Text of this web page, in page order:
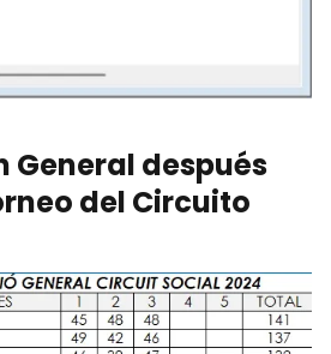
General después
del Circuito